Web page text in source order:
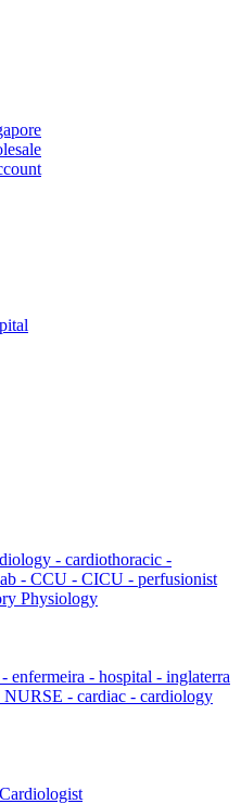
- cardiothoracic -
- CCU - CICU - perfusionist
Physiology
enfermeira - hospital - inglaterra
- cardiac - cardiology